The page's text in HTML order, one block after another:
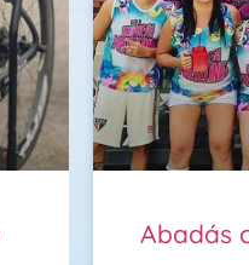
Abadás